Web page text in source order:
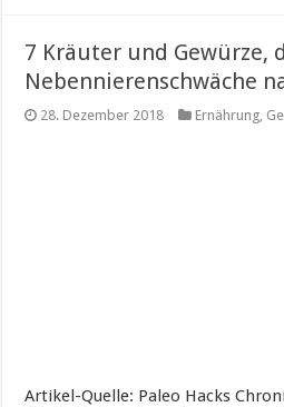
7 Kräuter und Gewürze,
Nebennierenschwäche
28. Dezember 2018 Ernährung,
Artikel-Quelle: Paleo Hacks